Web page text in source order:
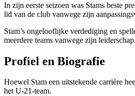
In zijn eerste seizoen was Stams beste
lid van de club vanwege zijn
Stam’s ongelooflijke verdediging en
meerdere teams vanwege zijn leiderschap.
Profiel en Biografie
Hoewel Stam een ​​uitstekende carrière
het U-21-team.